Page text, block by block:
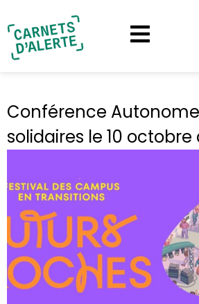
Conférence
solidaires le 10 octobre